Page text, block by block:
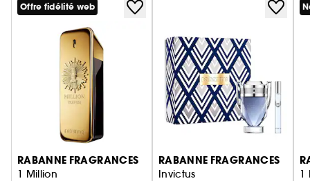
Ignorer le carrousel produits
Offre fidélité web
RABANNE FRAGRANCES
1 Million
RABANNE FRAGRANCES
Invictus
1